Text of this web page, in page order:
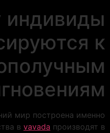
индивиды
к
мир построена именно
в vavada производят в